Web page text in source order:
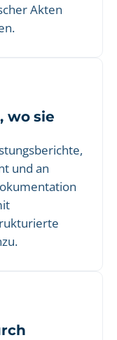
Akten
wo sie
und an